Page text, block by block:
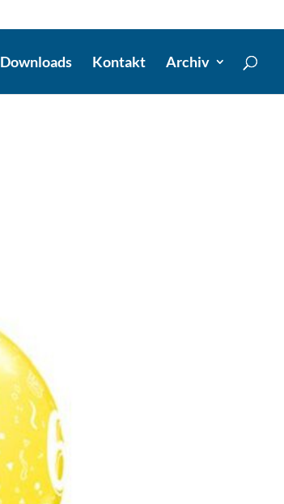
Downloads Kontakt Archiv